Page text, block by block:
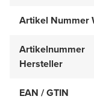
Artikel Nummer
Artikelnummer
Hersteller
EAN / GTIN